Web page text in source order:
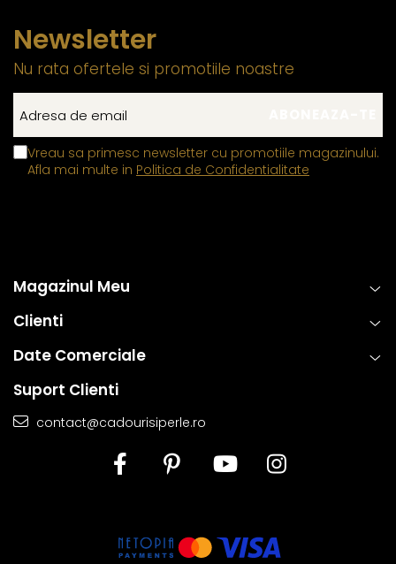
Newsletter
Nu rata ofertele si promotiile noastre
Vreau sa primesc newsletter cu promotiile magazinului.
Afla mai multe in Politica de Confidentialitate
Magazinul Meu
Clienti
Date Comerciale
Suport Clienti
contact@cadourisiperle.ro